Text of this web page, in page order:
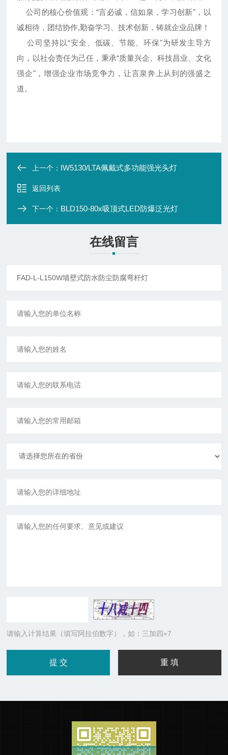
公司的核心价值观：“言必诚，信如泉，学习创新"，以
诚相待，团结协作,勤奋学习、技术创新，铸就企业品牌！
公司坚持以“安全、低碳、节能、环保"为研发主导方
向，以社会责任为己任，秉承“质量兴企、科技昌业、文化
强企"，增强企业市场竞争力，让言泉奔上从到的强盛之
道。
上一个： IW5130/LTA佩戴式多功能强光头灯
返回列表
下一个： BLD150-80x吸顶式LED防爆泛光灯
在线留言
请输入计算结果（填写阿拉伯数字），如：三加四=7